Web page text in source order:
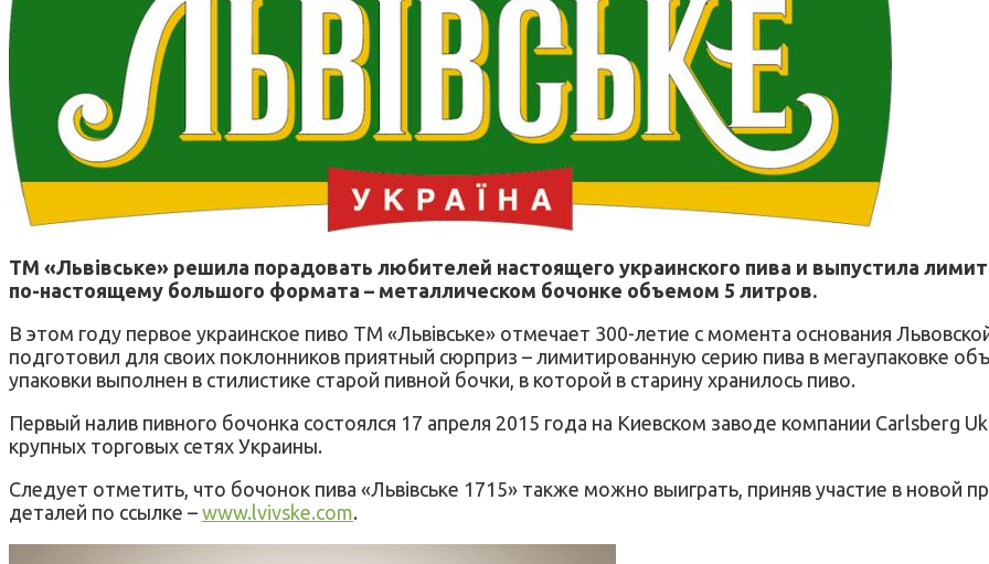
ТМ «Львівське» решила порадовать любителей настоящего украинского пива и выпустила
по-настоящему большого формата – металлическом бочонке объемом 5 литров.
В этом году первое украинское пиво ТМ «Львівське» отмечает 300-летие с момента основания
подготовил для своих поклонников приятный сюрприз – лимитированную серию пива в мегаупаковке
упаковки выполнен в стилистике старой пивной бочки, в которой в старину хранилось пиво.
Первый налив пивного бочонка состоялся 17 апреля 2015 года на Киевском заводе компании Carlsberg
крупных торговых сетях Украины.
Следует отметить, что бочонок пива «Львівське 1715» также можно выиграть, приняв участие в новой
деталей по ссылке – www.lvivske.com.